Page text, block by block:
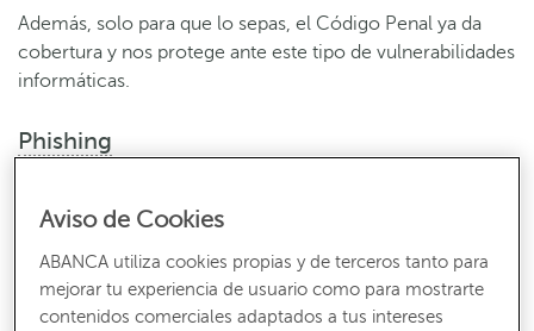
Además, solo para que lo sepas, el Código Penal ya da
cobertura y nos protege ante este tipo de vulnerabilidades
informáticas.
Phishing
la cual los estafadores buscan hacerse con nuestras
claves bancarias y datos personales.
Esta estafa se camufla bajo un correo electrónico
Aviso de Cookies
ABANCA utiliza cookies propias y de terceros tanto para
mejorar tu experiencia de usuario como para mostrarte
contenidos comerciales adaptados a tus intereses